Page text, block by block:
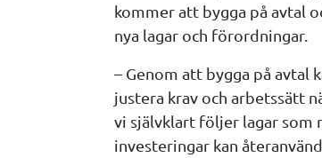
kommer att bygga på avtal
nya lagar och förordningar.
– Genom att bygga på avtal
justera krav och arbetssätt
vi självklart följer lagar som
investeringar kan